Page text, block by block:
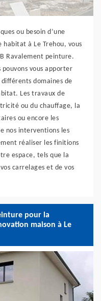
ou besoin d’une
à Le Trehou, vous
Ravalement peinture.
pouvons vous apporter
domaines de
Les travaux de
ou du chauffage, la
ou encore les
nos interventions les
réaliser les finitions
espace, tels que la
carrelages et de vos
pour la
maison à Le